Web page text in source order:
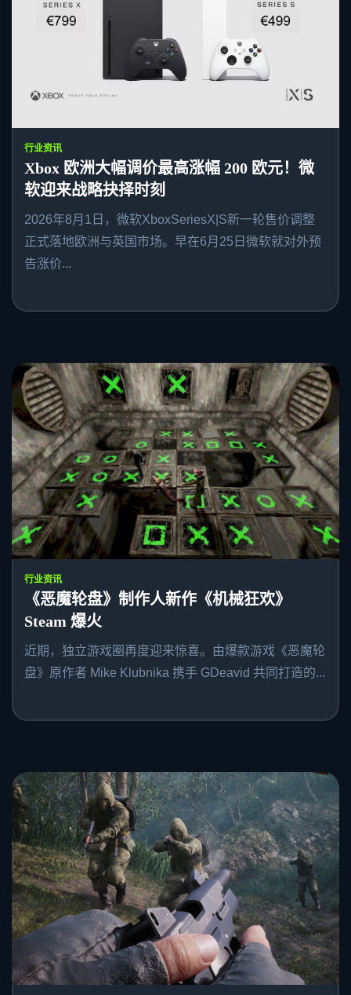
行业资讯
Xbox 欧洲大幅调价最高涨幅 200 欧元！微
软迎来战略抉择时刻
2026年8月1日，微软XboxSeriesX|S新一轮售价调整
正式落地欧洲与英国市场。早在6月25日微软就对外预
告涨价...
行业资讯
《恶魔轮盘》制作人新作《机械狂欢》
Steam 爆火
近期，独立游戏圈再度迎来惊喜。由爆款游戏《恶魔轮
盘》原作者 Mike Klubnika 携手 GDeavid 共同打造的...